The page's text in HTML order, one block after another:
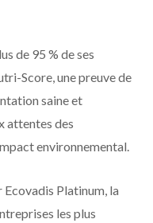
de 95 % de ses
Score, une preuve de
saine et
attentes des
environnemental.
Ecovadis Platinum, la
les plus